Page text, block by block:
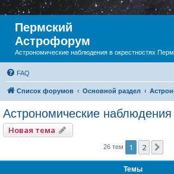
Пермский
Астрофорум
Астрономические наблюдения в окрестностях
FAQ
Список форумов Основной раздел
Астрономические наблюдения
Новая тема
26 тем 1 2
Темы